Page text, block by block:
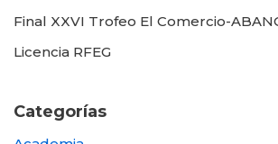
Final XXVI Trofeo El Comercio-
Licencia RFEG
Categorías